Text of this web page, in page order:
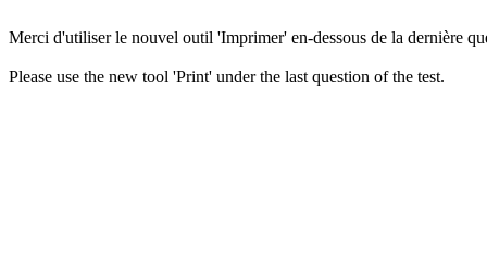
Merci d'utiliser le nouvel outil 'Imprimer' en-dessous de la dernière
Please use the new tool 'Print' under the last question of the test.